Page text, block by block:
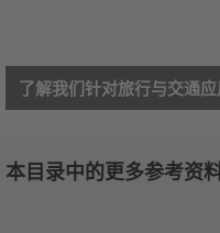
了解我们针对旅行与交通
本目录中的更多参考资